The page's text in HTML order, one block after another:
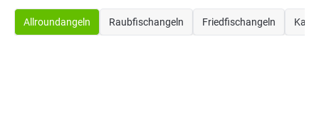
Allroundangeln Raubfischangeln Friedfischangeln